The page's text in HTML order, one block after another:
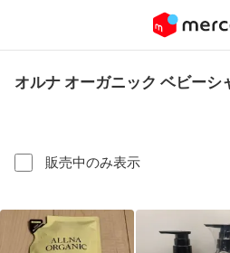
オルナ オーガニック ベビーシ
販売中のみ表示